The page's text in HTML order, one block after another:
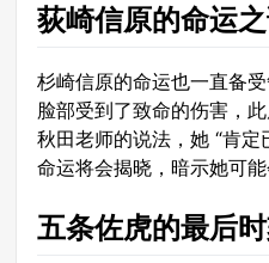
荻崎信原的命运
杉崎信原的命运也一直备
脸部受到了致命的伤害，
秋田老师的说法，她 “肯定
命运将会揭晓，暗示她可能
五条佐虎的最后